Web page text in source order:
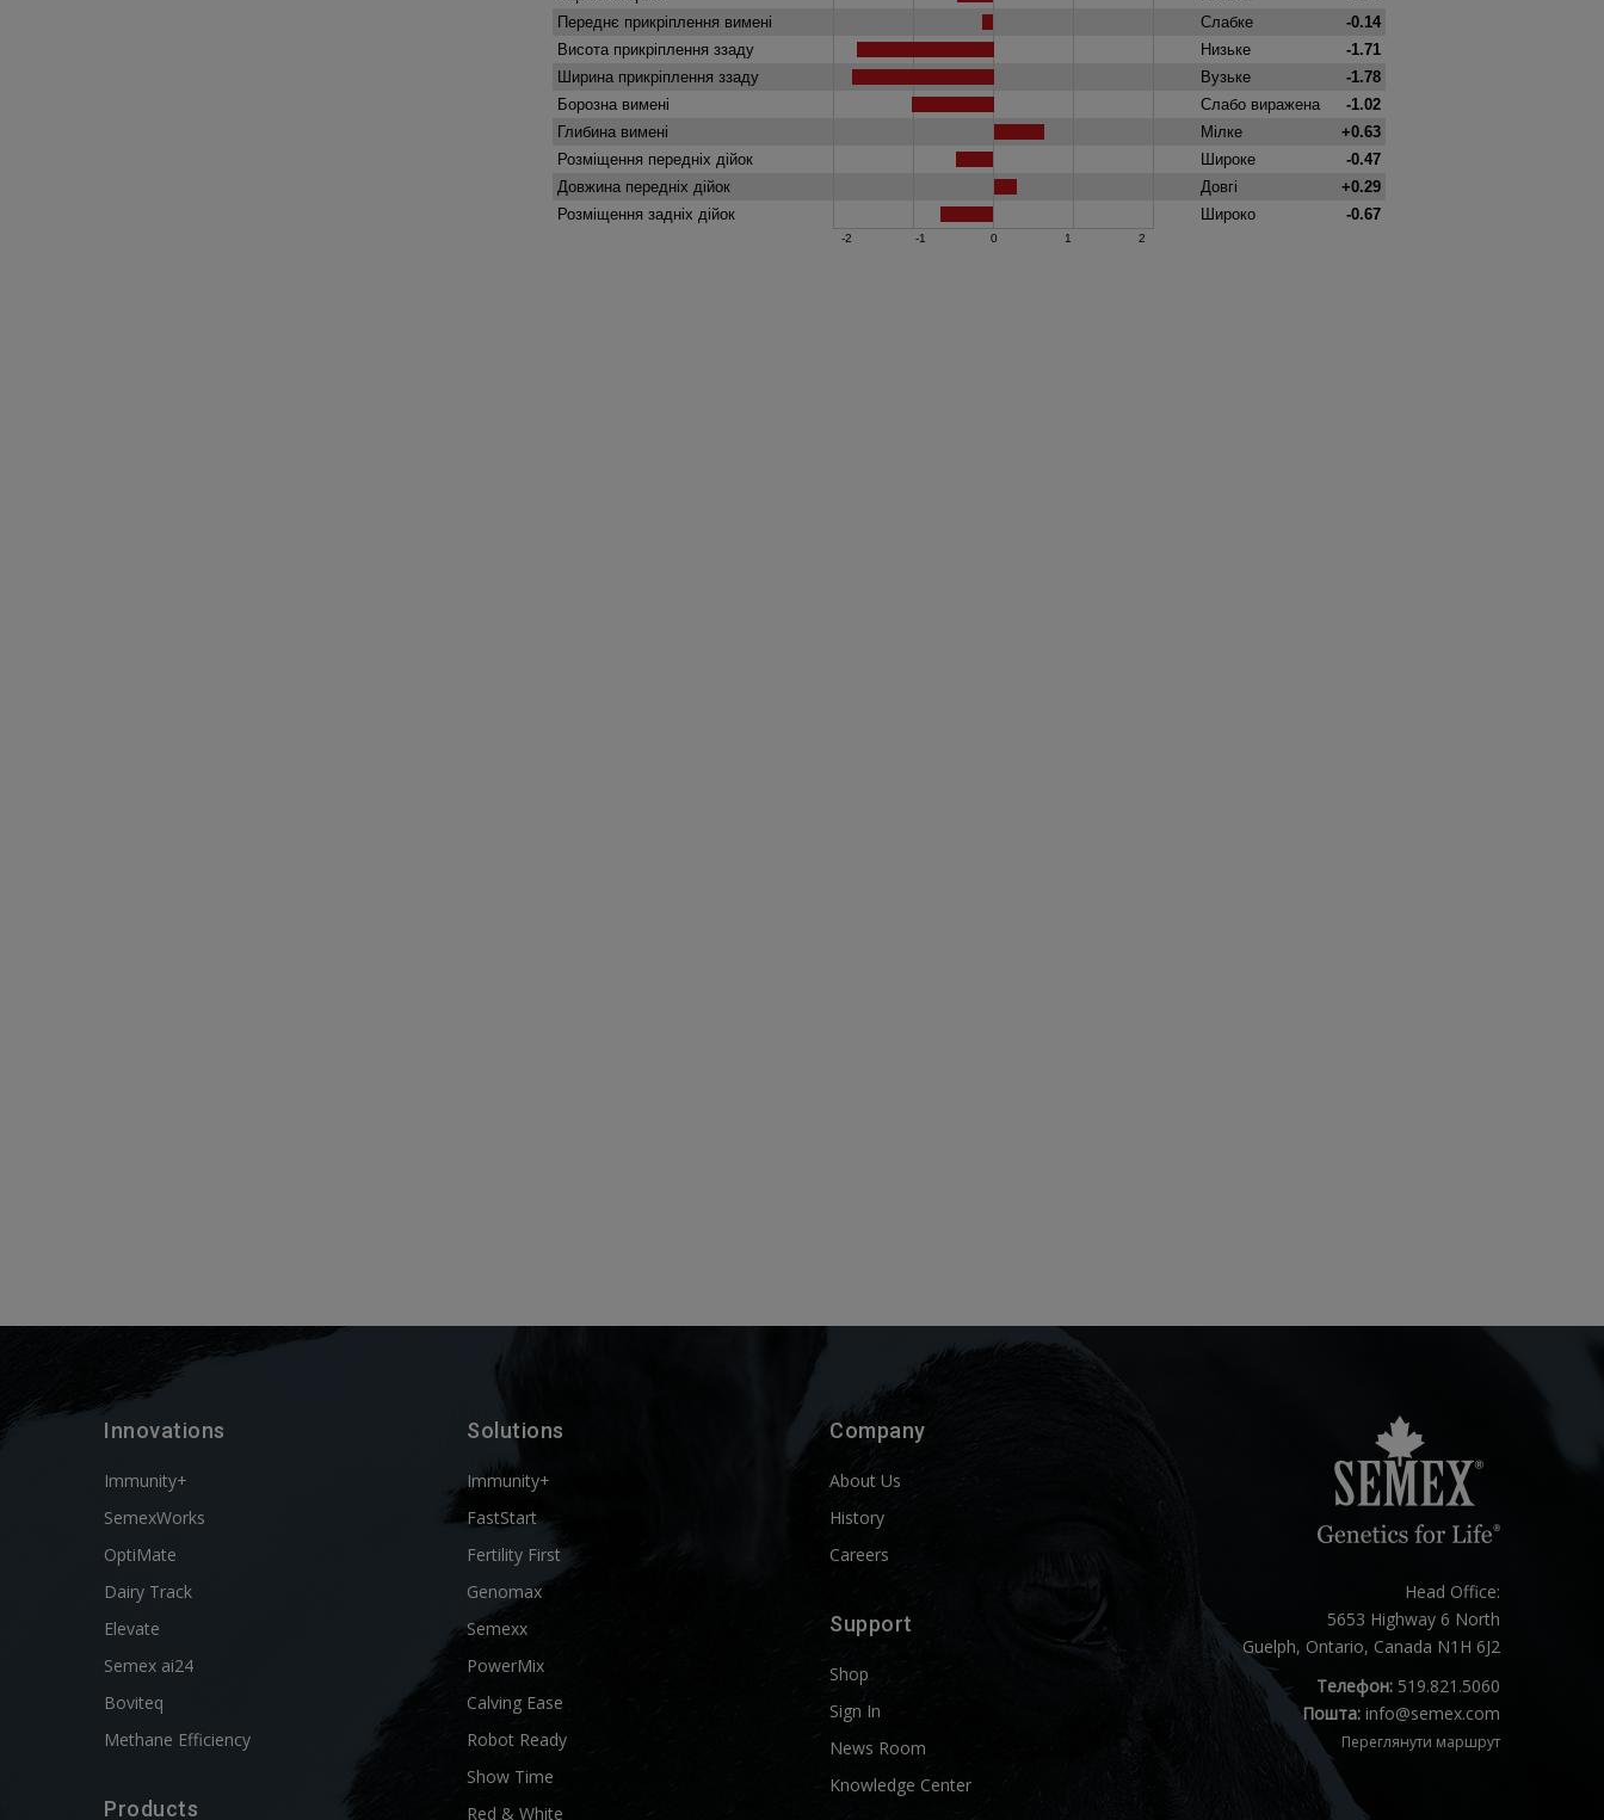
Innovations
Immunity+
SemexWorks
OptiMate
Dairy Track
Elevate
Semex ai24
Boviteq
Methane Efficiency
Products
Solutions
Immunity+
FastStart
Fertility First
Genomax
Semexx
PowerMix
Calving Ease
Robot Ready
Show Time
Red & White
Company
About Us
History
Careers
Support
Shop
Sign In
News Room
Knowledge Center
Head Office:
5653 Highway 6 North
Guelph, Ontario, Canada N1H 6J2
Телефон:519.821.5060
Пошта: info@semex.com
Переглянути маршрут